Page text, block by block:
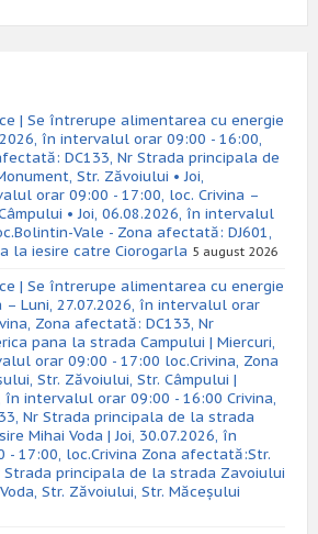
| Se întrerupe alimentarea cu energie
în intervalul orar 09:00 - 16:00,
DC133, Nr Strada principala de
Str. Zăvoiului • Joi,
orar 09:00 - 17:00, loc. Crivina –
• Joi, 06.08.2026, în intervalul
Vale - Zona afectată: DJ601,
la iesire catre Ciorogarla 5 august 2026
| Se întrerupe alimentarea cu energie
Luni, 27.07.2026, în intervalul orar
Zona afectată: DC133, Nr
pana la strada Campului | Miercuri,
orar 09:00 - 17:00 loc.Crivina, Zona
Str. Zăvoiului, Str. Câmpului |
în intervalul orar 09:00 - 16:00 Crivina,
Nr Strada principala de la strada
Mihai Voda | Joi, 30.07.2026, în
17:00, loc.Crivina Zona afectată:Str.
Strada principala de la strada Zavoiului
Str. Zăvoiului, Str. Măceșului